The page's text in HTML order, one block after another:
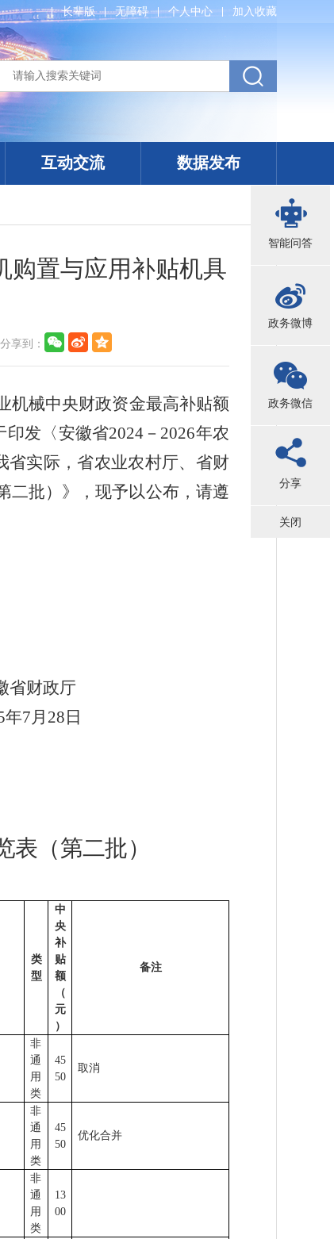
长辈版 无障碍 个人中心 加入收藏
互动交流 数据发布
购置与应用补贴机具
分享到：
机械中央财政资金最高补贴额
发〈安徽省2024 － 2026年农
省实际，省农业农村厅、省财
二批）》，现予以公布，请遵
省财政厅
年7月 28 日
（第二批）
类
型
中
央
补
贴
额
（
元
）
备注
非
通
用
类
45
50
取消
非
通
用
类
45
50
优化合并
非
通
用
类
13
00
智能问答
政务微博
政务微信
分享
关闭